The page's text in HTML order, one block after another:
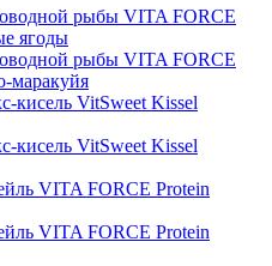
рыбы VITA FORCE
ягоды
рыбы VITA FORCE
маракуйя
кисель VitSweet Kissel
кисель VitSweet Kissel
VITA FORCE Protein
VITA FORCE Protein